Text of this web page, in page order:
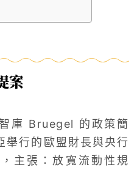
案
庫 Bruegel 的政策簡
舉行的歐盟財長與央行
主張：放寬流動性規